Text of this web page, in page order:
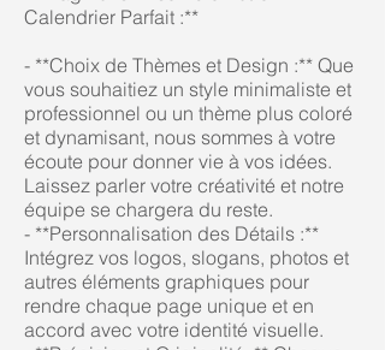
Calendrier Parfait :**
- **Choix de Thèmes et Design :** Que
vous souhaitiez un style minimaliste et
professionnel ou un thème plus coloré
et dynamisant, nous sommes à votre
écoute pour donner vie à vos idées.
Laissez parler votre créativité et notre
équipe se chargera du reste.
- **Personnalisation des Détails :**
Intégrez vos logos, slogans, photos et
autres éléments graphiques pour
rendre chaque page unique et en
accord avec votre identité visuelle.